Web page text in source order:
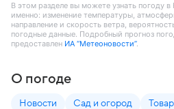
В этом разделе вы можете узнать погоду в
именно: изменение температуры,
направление и скорость ветра,
погодные данные. Подробный прогноз
предоставлен ИА “Метеоновости”.
О погоде
Новости Сад и огород